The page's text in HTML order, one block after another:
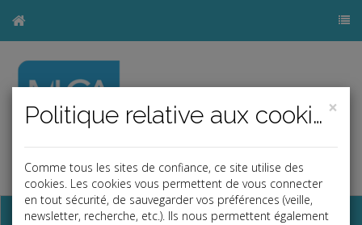
a
Base documentaire
×
Politique relative aux cookies
Comme tous les sites de confiance, ce site utilise des
cookies. Les cookies vous permettent de vous connecter
en tout sécurité, de sauvegarder vos préférences (veille,
newsletter, recherche, etc.). Ils nous permettent également